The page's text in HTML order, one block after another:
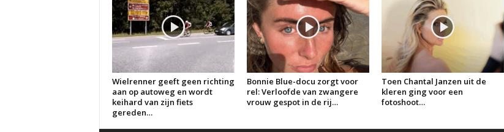
Wielrenner geeft geen richting
aan op autoweg en wordt
keihard van zijn fiets
gereden…
Bonnie Blue-docu zorgt voor
rel: Verloofde van zwangere
vrouw gespot in de rij…
Toen Chantal Janzen uit de
kleren ging voor een
fotoshoot…